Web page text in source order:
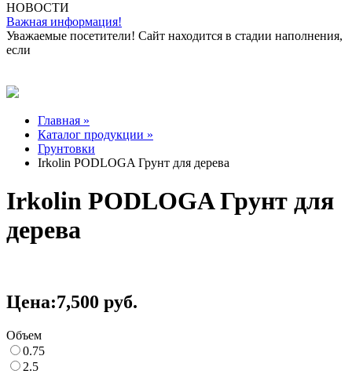
НОВОСТИ
Важная информация!
Уважаемые посетители! Сайт находится в стадии наполнения,
если
Главная »
Каталог продукции »
Грунтовки
Irkolin PODLOGA Грунт для дерева
Irkolin PODLOGA Грунт для
дерева
Цена:7,500 руб.
Объем
0.75
2.5